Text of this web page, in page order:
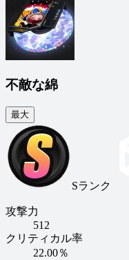
不敵な綿
最大
Sランク
攻撃力
512
クリティカル率
22.00％